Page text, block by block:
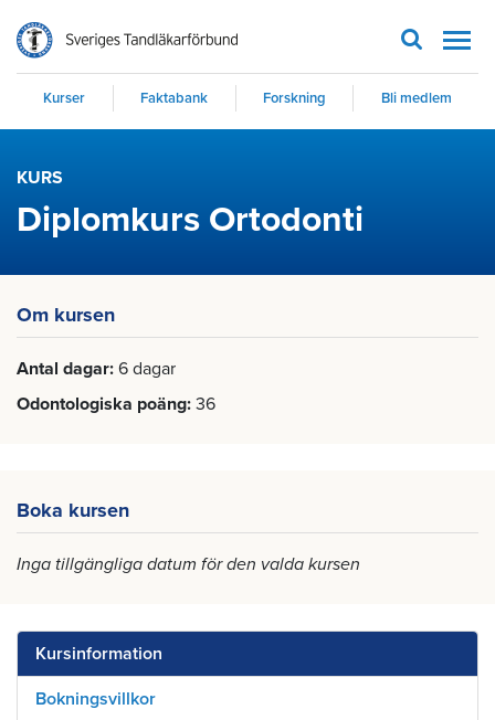
Kurser Faktabank Forskning Bli medlem
KURS
Diplomkurs Ortodonti
Om kursen
Antal dagar 6 dagar
Odontologiska poäng 36
Boka kursen
Inga tillgängliga datum för den valda kursen
Kursinformation
Bokningsvillkor